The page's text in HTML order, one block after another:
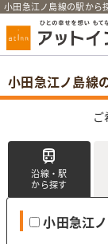
小田急江ノ島線の駅から
小田急江ノ島線
ご
train
沿線・駅
から探す
小田急江